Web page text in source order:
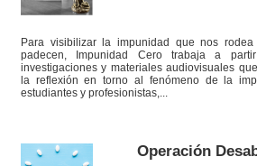
Para visibilizar la impunidad que nos
padecen, Impunidad Cero trabaja a
investigaciones y materiales audiovisuales
la reflexión en torno al fenómeno de la
estudiantes y profesionistas,...
Operación